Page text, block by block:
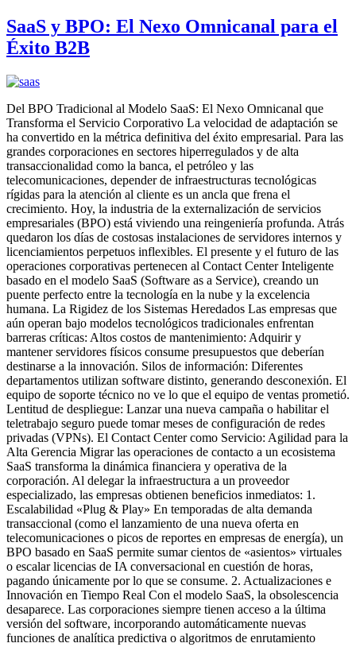
SaaS y BPO: El Nexo Omnicanal para el
Éxito B2B
Del BPO Tradicional al Modelo SaaS: El Nexo Omnicanal que
Transforma el Servicio Corporativo La velocidad de adaptación se
ha convertido en la métrica definitiva del éxito empresarial. Para las
grandes corporaciones en sectores hiperregulados y de alta
transaccionalidad como la banca, el petróleo y las
telecomunicaciones, depender de infraestructuras tecnológicas
rígidas para la atención al cliente es un ancla que frena el
crecimiento. Hoy, la industria de la externalización de servicios
empresariales (BPO) está viviendo una reingeniería profunda. Atrás
quedaron los días de costosas instalaciones de servidores internos y
licenciamientos perpetuos inflexibles. El presente y el futuro de las
operaciones corporativas pertenecen al Contact Center Inteligente
basado en el modelo SaaS (Software as a Service), creando un
puente perfecto entre la tecnología en la nube y la excelencia
humana. La Rigidez de los Sistemas Heredados Las empresas que
aún operan bajo modelos tecnológicos tradicionales enfrentan
barreras críticas: Altos costos de mantenimiento: Adquirir y
mantener servidores físicos consume presupuestos que deberían
destinarse a la innovación. Silos de información: Diferentes
departamentos utilizan software distinto, generando desconexión. El
equipo de soporte técnico no ve lo que el equipo de ventas prometió.
Lentitud de despliegue: Lanzar una nueva campaña o habilitar el
teletrabajo seguro puede tomar meses de configuración de redes
privadas (VPNs). El Contact Center como Servicio: Agilidad para la
Alta Gerencia Migrar las operaciones de contacto a un ecosistema
SaaS transforma la dinámica financiera y operativa de la
corporación. Al delegar la infraestructura a un proveedor
especializado, las empresas obtienen beneficios inmediatos: 1.
Escalabilidad «Plug & Play» En temporadas de alta demanda
transaccional (como el lanzamiento de una nueva oferta en
telecomunicaciones o picos de reportes en empresas de energía), un
BPO basado en SaaS permite sumar cientos de «asientos» virtuales
o escalar licencias de IA conversacional en cuestión de horas,
pagando únicamente por lo que se consume. 2. Actualizaciones e
Innovación en Tiempo Real Con el modelo SaaS, la obsolescencia
desaparece. Las corporaciones siempre tienen acceso a la última
versión del software, incorporando automáticamente nuevas
funciones de analítica predictiva o algoritmos de enrutamiento